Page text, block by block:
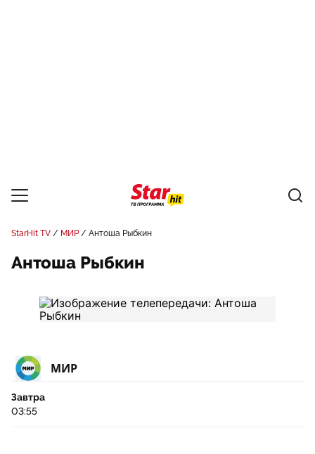
StarHit TV МИР Антоша Рыбкин
Антоша Рыбкин
МИР
Завтра
03:55